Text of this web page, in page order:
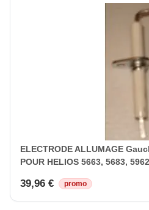
ELECTRODE ALLUMAGE
POUR HELIOS 5663, 5683,
39,96 € promo